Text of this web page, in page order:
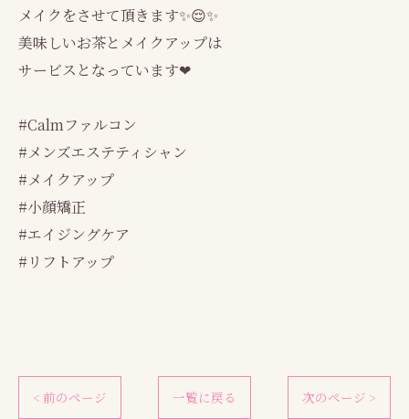
メイクをさせて頂きます✨😌✨
美味しいお茶とメイクアップは
サービスとなっています❤
#Calmファルコン
#メンズエステティシャン
#メイクアップ
#小顔矯正
#エイジングケア
#リフトアップ
< 前のページ 一覧に戻る 次のページ >